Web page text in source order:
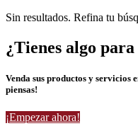
Sin resultados. Refina tu
¿Tienes algo
Venda sus productos y servicios
piensas!
¡Empezar ahora!